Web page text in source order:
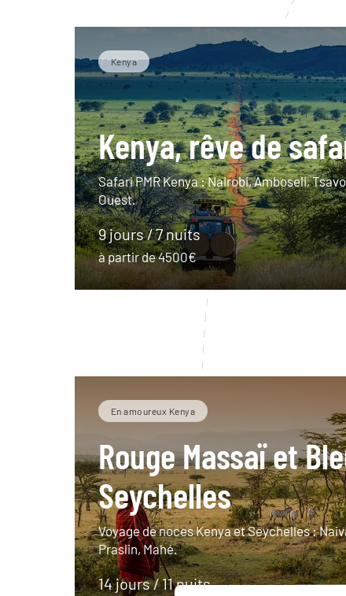
Kenya
Kenya, rêve de
Safari PMR Kenya : Nairobi, Amboseli,
Ouest.
9 jours / 7 nuits
à partir de 4500€
En amoureux Kenya
Rouge Massaï et
Seychelles
Voyage de noces Kenya et Seychelles :
Praslin, Mahé.
14 jours / 11 nuits